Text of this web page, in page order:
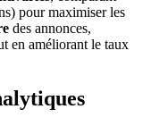
pour maximiser les
des annonces,
en améliorant le taux